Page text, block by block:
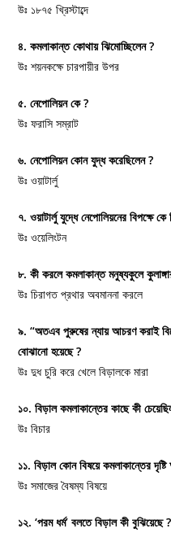
উঃ ১৮৭৫ খ্রিস্টাব্দে
৪. কমলাকান্ত কোথায় ঝিমোচ্ছিলেন ?
উঃ শয়নকক্ষে চারপায়ীর উপর
৫. নেপোলিয়ন কে ?
উঃ ফরাসি সম্রাট
৬. নেপোলিয়ন কোন যুদ্ধ করেছিলেন ?
উঃ ওয়াটার্লু
৭. ওয়াটার্লু যুদ্ধে নেপোলিয়নের বিপক্ষে কে
উঃ ওয়েলিংটন
৮. কী করলে কমলাকান্ত মনুষ্যকুলে
উঃ চিরাগত প্রথার অবমাননা করলে
৯. “অতএব পুরুষের ন্যায় আচরণ করাই
বোঝানো হয়েছে ?
উঃ দুধ চুরি করে খেলে বিড়ালকে মারা
১০. বিড়াল কমলাকান্তের কাছে কী
উঃ বিচার
১১. বিড়াল কোন বিষয়ে কমলাকান্তের
উঃ সমাজের বৈষম্য বিষয়ে
১২. ‘পরম ধর্ম’ বলতে বিড়াল কী বুঝিয়েছে ?